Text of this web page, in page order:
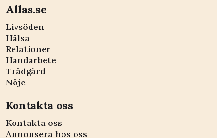
Allas.se
Livsöden
Hälsa
Relationer
Handarbete
Trädgård
Nöje
Kontakta oss
Kontakta oss
Annonsera hos oss